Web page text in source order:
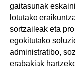
gaitasunak
lotutako
sortzaileak eta
egokitutako
administratibo,
erabakiak